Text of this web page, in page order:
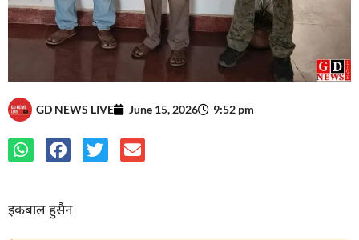
GD NEWS LIVE June 15, 2026 9:52 pm
इकबाल हुसैन